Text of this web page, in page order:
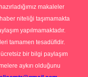
makaleler
niteliği taşımamakta
yapılmamaktadır.
tamamen tesadüfidir.
bir bilgi paylaşım
aykırı olduğunu